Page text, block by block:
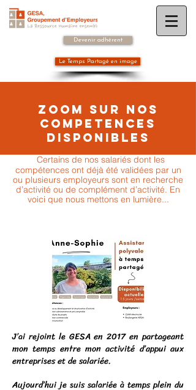
Devenir adhérent
Le Temps Partagé en image
ZOOM SUR NOS
COMPETENCES
DISPONIBLES
Certains de nos salariés dont les
compétences ont déjà été validées par un
ou plusieurs employeurs sont en recherche
d’activité ou de complément d’activité. En
voici que nous mettons en lumière...
J’ai rejoint le GESA en 2017 en partageant
mon temps entre mon activité d’appui aux
entreprises et de salariée.
Aujourd’hui je suis salariée à temps plein du